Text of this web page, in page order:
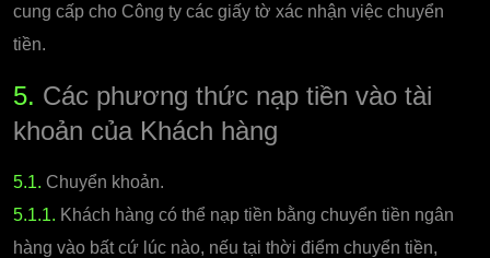
cung cấp cho Công ty các giấy tờ xác nhận việc chuyển
tiền.
5. Các phương thức nạp tiền vào tài
khoản của Khách hàng
5.1. Chuyển khoản.
5.1.1. Khách hàng có thể nạp tiền bằng chuyển tiền ngân
hàng vào bất cứ lúc nào, nếu tại thời điểm chuyển tiền,